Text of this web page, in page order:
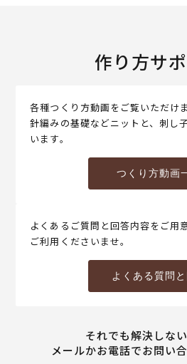
作り方サ
各種つくり方動画をご覧いただけ
針編みの基礎などニットと、刺し
います。
つくり方動画
よくあるご質問と回答内容をご用
ご利用くださいませ。
よくある質問
それでも解決しない
メールかお電話でお問い